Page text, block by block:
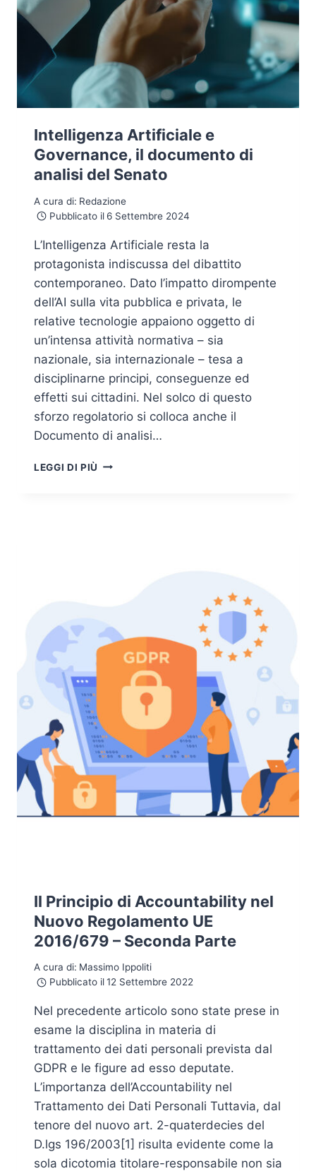
Intelligenza Artificiale e
Governance, il documento di
analisi del Senato
A cura di: Redazione
Pubblicato il 6 Settembre 2024
L’Intelligenza Artificiale resta la
protagonista indiscussa del dibattito
contemporaneo. Dato l’impatto dirompente
dell’AI sulla vita pubblica e privata, le
relative tecnologie appaiono oggetto di
un’intensa attività normativa – sia
nazionale, sia internazionale – tesa a
disciplinarne principi, conseguenze ed
effetti sui cittadini. Nel solco di questo
sforzo regolatorio si colloca anche il
Documento di analisi…
LEGGI DI PIÙ INTELLIGENZA
Il Principio di Accountability nel
Nuovo Regolamento UE
2016/679 – Seconda Parte
A cura di: Massimo Ippoliti
Pubblicato il 12 Settembre 2022
Nel precedente articolo sono state prese in
esame la disciplina in materia di
trattamento dei dati personali prevista dal
GDPR e le figure ad esso deputate.
L’importanza dell’Accountability nel
Trattamento dei Dati Personali Tuttavia, dal
tenore del nuovo art. 2-quaterdecies del
D.lgs 196/2003[1] risulta evidente come la
sola dicotomia titolare-responsabile non sia